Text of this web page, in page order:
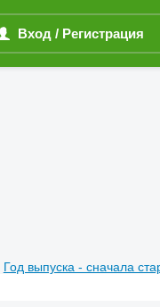
Вход / Регистрация
Год выпуска - сначала